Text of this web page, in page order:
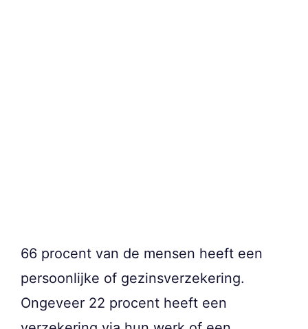
66 procent van de mensen heeft een
persoonlijke of gezinsverzekering.
Ongeveer 22 procent heeft een